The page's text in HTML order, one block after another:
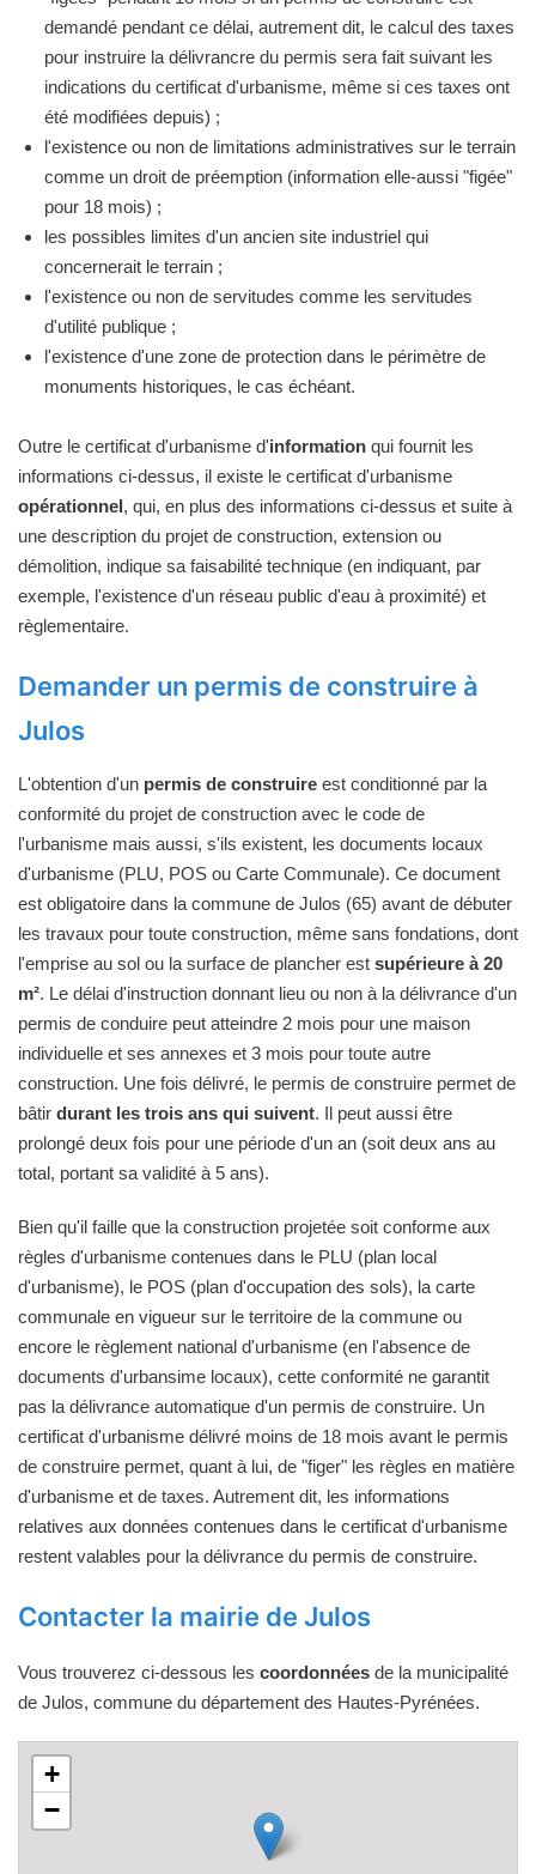
demandé pendant ce délai, autrement dit, le calcul des taxes
pour instruire la délivrancre du permis sera fait suivant les
indications du certificat d'urbanisme, même si ces taxes ont
été modifiées depuis) ;
l'existence ou non de limitations administratives sur le terrain
comme un droit de préemption (information elle-aussi "figée"
pour 18 mois) ;
les possibles limites d'un ancien site industriel qui
concernerait le terrain ;
l'existence ou non de servitudes comme les servitudes
d'utilité publique ;
l'existence d'une zone de protection dans le périmètre de
monuments historiques, le cas échéant.
Outre le certificat d'urbanisme d'information qui fournit les
informations ci-dessus, il existe le certificat d'urbanisme
opérationnel, qui, en plus des informations ci-dessus et suite à
une description du projet de construction, extension ou
démolition, indique sa faisabilité technique (en indiquant, par
exemple, l'existence d'un réseau public d'eau à proximité) et
règlementaire.
Demander un permis de construire à
Julos
L'obtention d'un permis de construire est conditionné par la
conformité du projet de construction avec le code de
l'urbanisme mais aussi, s'ils existent, les documents locaux
d'urbanisme (PLU, POS ou Carte Communale). Ce document
est obligatoire dans la commune de Julos (65) avant de débuter
les travaux pour toute construction, même sans fondations, dont
l'emprise au sol ou la surface de plancher est supérieure à 20
m². Le délai d'instruction donnant lieu ou non à la délivrance d'un
permis de conduire peut atteindre 2 mois pour une maison
individuelle et ses annexes et 3 mois pour toute autre
construction. Une fois délivré, le permis de construire permet de
bâtir durant les trois ans qui suivent. Il peut aussi être
prolongé deux fois pour une période d'un an (soit deux ans au
total, portant sa validité à 5 ans).
Bien qu'il faille que la construction projetée soit conforme aux
règles d'urbanisme contenues dans le PLU (plan local
d'urbanisme), le POS (plan d'occupation des sols), la carte
communale en vigueur sur le territoire de la commune ou
encore le règlement national d'urbanisme (en l'absence de
documents d'urbansime locaux), cette conformité ne garantit
pas la délivrance automatique d'un permis de construire. Un
certificat d'urbanisme délivré moins de 18 mois avant le permis
de construire permet, quant à lui, de "figer" les règles en matière
d'urbanisme et de taxes. Autrement dit, les informations
relatives aux données contenues dans le certificat d'urbanisme
restent valables pour la délivrance du permis de construire.
Contacter la mairie de Julos
Vous trouverez ci-dessous les coordonnées de la municipalité
de Julos, commune du département des Hautes-Pyrénées.
+
−